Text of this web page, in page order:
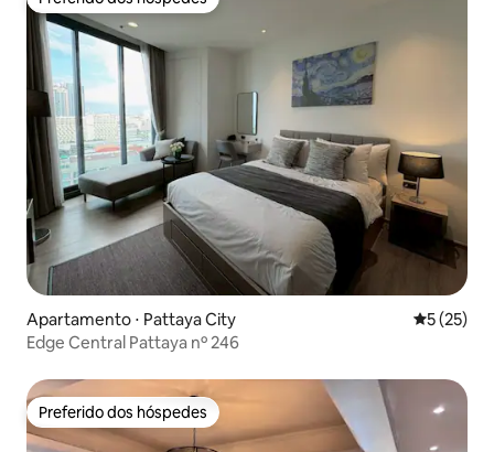
Preferido dos hóspedes
Apartamento ⋅ Pattaya City 5 de uma
5 (25)
Edge Central Pattaya nº 246
Preferido dos hóspedes
Preferido dos hóspedes